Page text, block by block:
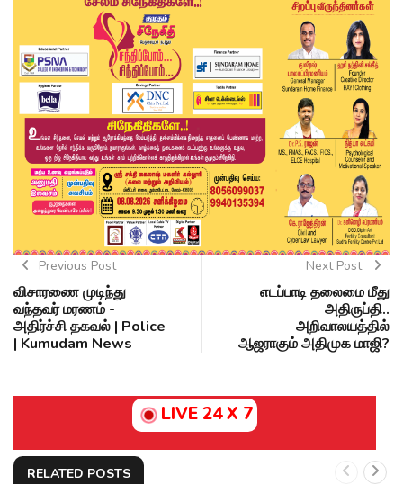
Previous Post
விசாரணை முடிந்து
வந்தவர் மரணம் -
அதிர்ச்சி தகவல் | Police
| Kumudam News
Next Post
எடப்பாடி தலைமை மீது
அதிருப்தி..
அறிவாலயத்தில்
ஆஜராகும் அதிமுக மாஜி?
LIVE 24 X 7
RELATED POSTS